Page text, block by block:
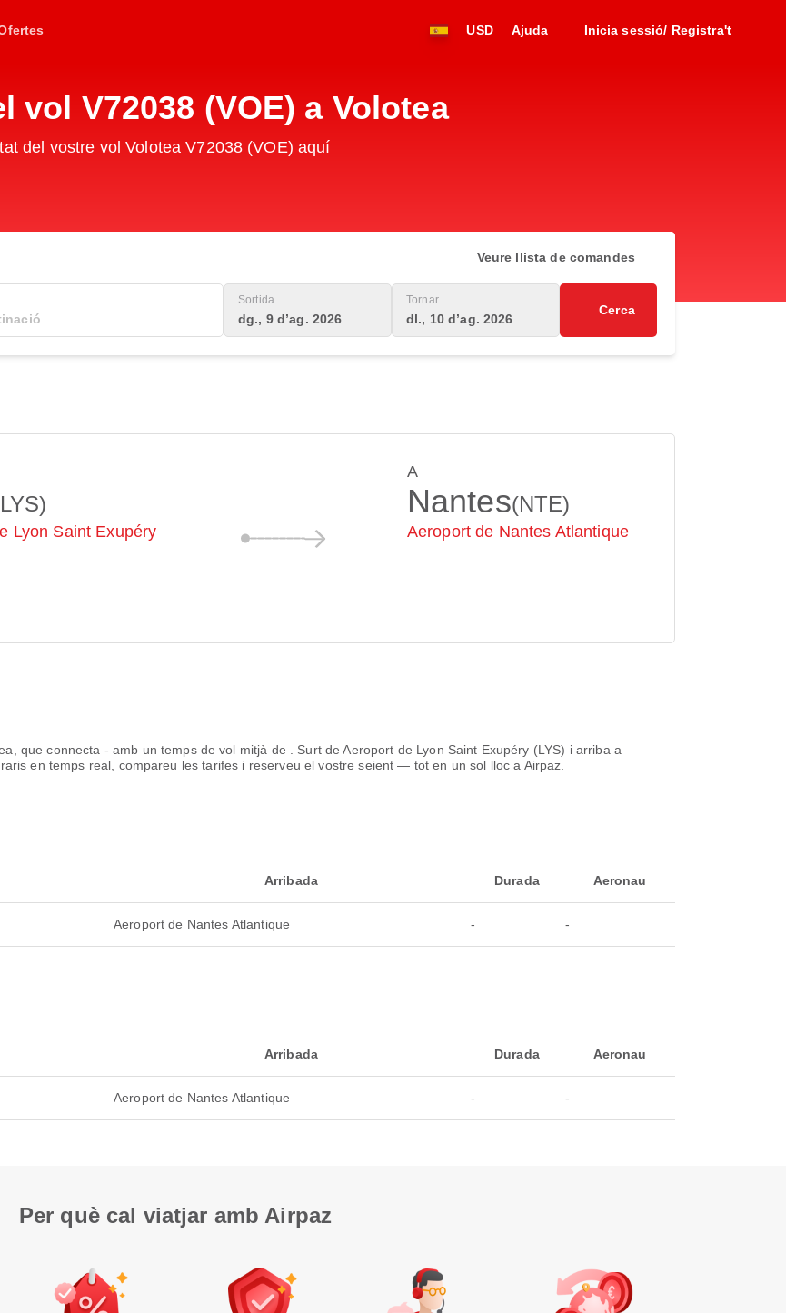
USD Ajuda Inicia sessió/ Registra't
V72038 (VOE) a Volotea
del vostre vol Volotea V72038 (VOE) aquí
Veure llista de comandes
Sortida
dg., 9 d’ag. 2026
Tornar
dl., 10 d’ag. 2026
Cerca
Lyon Saint Exupéry
A
Nantes(NTE)
Aeroport de Nantes Atlantique
, que connecta - amb un temps de vol mitjà de . Surt deAeroport de Lyon Saint Exupéry (LYS) i arriba a
en temps real, compareu les tarifes i reserveu el vostre seient — tot en un sol lloc a Airpaz.
Arribada Durada Aeronau
Aeroport de Nantes Atlantique - -
Arribada Durada Aeronau
Aeroport de Nantes Atlantique - -
Per què cal viatjar amb Airpaz